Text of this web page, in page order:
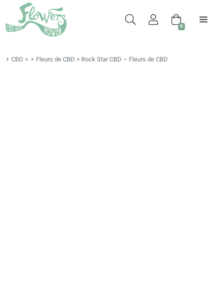
0
CBD > Fleurs de CBD > Rock Star CBD – Fleurs de CBD